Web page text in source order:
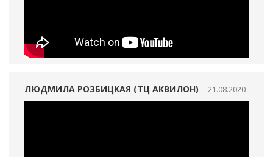
ЛЮДМИЛА РОЗБИЦКАЯ (ТЦ АКВИЛОН) 21.08.2020